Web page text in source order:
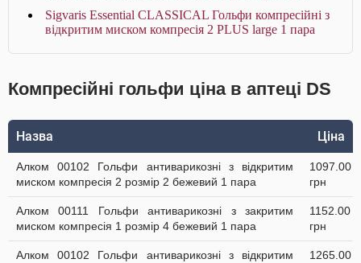
Sigvaris Essential CLASSICAL Гольфи компресійні з
відкритим миском компресія 2 PLUS large 1 пара
Компресійні гольфи ціна в аптеці DS
Назва Ціна
Алком 00102 Гольфи антиварикозні з відкритим
миском компресія 2 розмір 2 бежевий 1 пара
1097.00
грн
Алком 00111 Гольфи антиварикозні з закритим
миском компресія 1 розмір 4 бежевий 1 пара
1152.00
грн
Алком 00102 Гольфи антиварикозні з відкритим
1265.00